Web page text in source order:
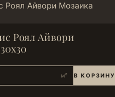
Роял Айвори
м² В КОРЗИНУ